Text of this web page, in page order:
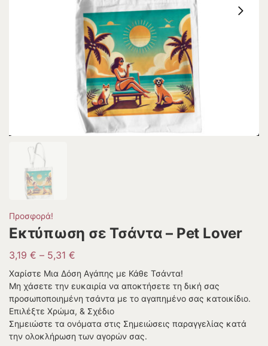
Προσφορά!
Εκτύπωση σε Τσάντα – Pet Lover
3,19 € – 5,31 €
Χαρίστε Μια Δόση Αγάπης με Κάθε Τσάντα!
Μη χάσετε την ευκαιρία να αποκτήσετε τη δική σας
προσωποποιημένη τσάντα με το αγαπημένο σας κατοικίδιο.
Επιλέξτε Χρώμα, & Σχέδιο
Σημειώστε τα ονόματα στις Σημειώσεις παραγγελίας κατά
την ολοκλήρωση των αγορών σας.